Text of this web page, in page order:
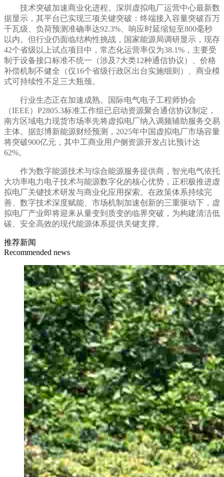
技术突破加速商业化进程。深圳虚拟电厂运营中心最新数
据显示，其平台已实现三项关键突破：终端接入容量突破百万
千瓦级、负荷预测准确率达92.3%、响应时延缩短至800毫秒
以内。但行业仍面临结构性挑战，国家能源局调研显示，现存
42个省级以上试点项目中，常态化运营率仅为38.1%，主要受
制于设备接口标准不统一（涉及7大类12种通信协议）、价格
补偿机制不健全（仅16个省级行政区出台实施细则）、商业模
式可持续性不足三大瓶颈。
行业生态正在加速成熟。国际电气电子工程师协会
（IEEE）P2805.3标准工作组已启动资源聚合通信协议制定，
南方区域电力现货市场率先将虚拟电厂纳入调频辅助服务交易
主体。据彭博新能源财经预测，2025年中国虚拟电厂市场容量
将突破900亿元，其中工商业用户侧资源开发占比预计达
62%。
作为数字能源技术与综合能源服务提供商，智光电气依托
大功率电力电子技术与能源数字化的核心优势，正积极推进虚
拟电厂关键技术研发与商业化应用探索。在政策体系持续完
善、数字技术深度赋能、市场机制加速创新的三重驱动下，虚
拟电厂产业即将迎来从量变到质变的临界突破，为构建清洁低
碳、安全高效的现代能源体系提供关键支撑。
推荐新闻
Recommended news